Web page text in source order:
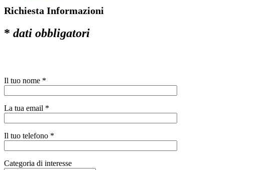
Richiesta Informazioni
* dati obbligatori
Il tuo nome *
La tua email *
Il tuo telefono *
Categoria di interesse